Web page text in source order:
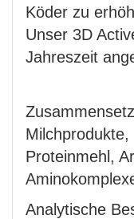
Köder zu
Unser 3D
Jahreszeit
Proteinmehl,
Analytische